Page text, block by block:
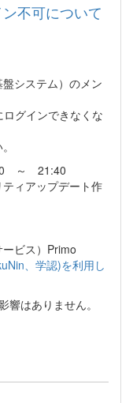
不可について
システム）のメン
グインできなくな
～ 21:40
ィアップデート作
ビス）Primo
、学認)を利用し
はありません。